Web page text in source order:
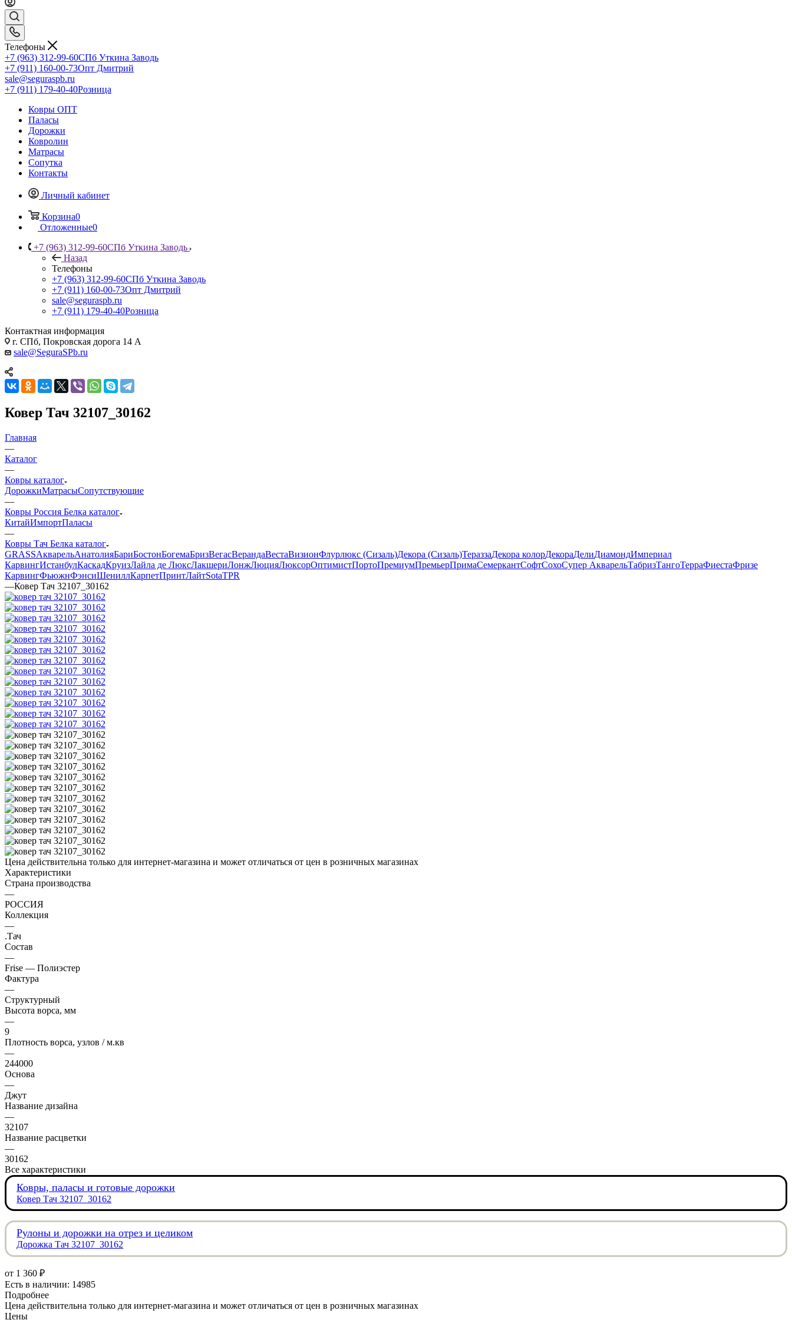
Телефоны
+7 (963) 312-99-60СПб Уткина Заводь
+7 (911) 160-00-73Опт Дмитрий
sale@seguraspb.ru
+7 (911) 179-40-40Розница
Ковры ОПТ
Паласы
Дорожки
Ковролин
Матрасы
Сопутка
Контакты
Личный кабинет
Корзина0
Отложенные0
+7 (963) 312-99-60СПб Уткина Заводь
Назад
Телефоны
+7 (963) 312-99-60СПб Уткина Заводь
+7 (911) 160-00-73Опт Дмитрий
sale@seguraspb.ru
+7 (911) 179-40-40Розница
Контактная информация
г. СПб, Покровская дорога 14 А
sale@SeguraSPb.ru
Ковер Тач 32107_30162
Главная
—
Каталог
—
Ковры каталог
ДорожкиМатрасыСопутствующие
—
Ковры Россия Белка каталог
КитайИмпортПаласы
—
Ковры Тач Белка каталог
GRASSАкварельАнатолияБариБостонБогемаБризВегасВерандаВестаВизионФлурлюкс (Сизаль)Декора (Сизаль)ТераззаДекора колорДекораДелиДиамондИмпериал
КарвингИстанбулКаскадКруизЛайла де ЛюксЛакшериЛонжЛюцияЛюксорОптимистПортоПремиумПремьерПримаСемеркантСофтСохоСупер АкварельТабризТангоТерраФиестаФризе
КарвингФьюжнФэнсиШениллКарпетПринтЛайтSotaTPR
—Ковер Тач 32107_30162
Цена действительна только для интернет-магазина и может отличаться от цен в розничных магазинах
Характеристики
Страна производства
—
РОССИЯ
Коллекция
—
.Тач
Состав
—
Frise — Полиэстер
Фактура
—
Структурный
Высота ворса, мм
—
9
Плотность ворса, узлов / м.кв
—
244000
Основа
—
Джут
Название дизайна
—
32107
Название расцветки
—
30162
Все характеристики
Ковры, паласы и готовые дорожки
Ковер Тач 32107_30162
Рулоны и дорожки на отрез и целиком
Дорожка Тач 32107_30162
от 1 360 ₽
Есть в наличии: 14985
Подробнее
Цена действительна только для интернет-магазина и может отличаться от цен в розничных магазинах
Цены